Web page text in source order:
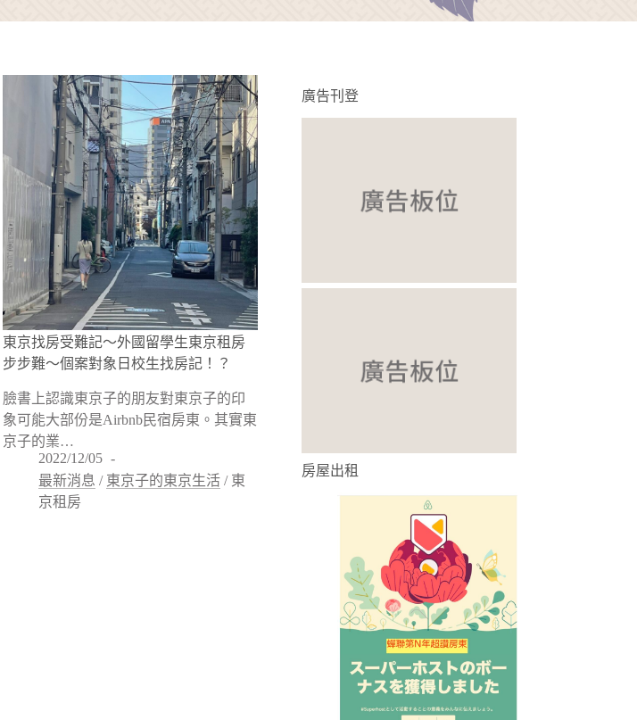
東京找房受難記～外國留學生東京租房
步步難〜個案對象日校生找房記！？
臉書上認識東京子的朋友對東京子的印
象可能大部份是Airbnb民宿房東。其實東
京子的業…
2022/12/05
最新消息 / 東京子的東京生活/ 東
京租房
廣告刊登
房屋出租